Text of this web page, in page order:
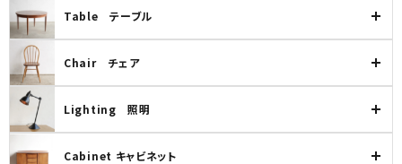
ギャラリー・シーン
納品事例
エキシビジョン・展示会
Table テーブル
Chair チェア
Lighting 照明
Cabinet キャビネット